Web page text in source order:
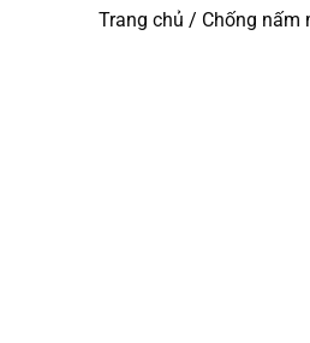
Trang chủ / Chống nấm